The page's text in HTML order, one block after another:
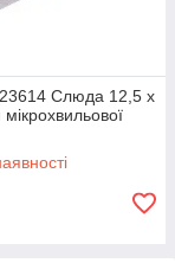
Слюда 12,5 x